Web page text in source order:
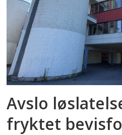
Avslo
fryktet